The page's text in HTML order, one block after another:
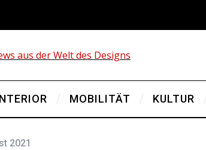
MOBILITÄT KULTUR
2021